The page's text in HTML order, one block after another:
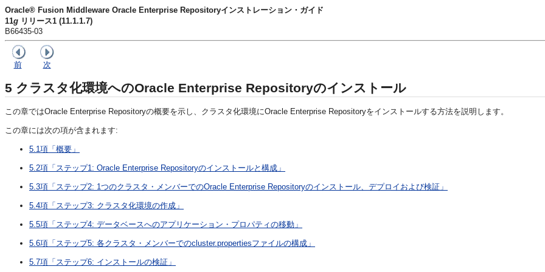
Oracle® Fusion Middleware Oracle Enterprise Repositoryインストレーション・ガイド
11g リリース1 (11.1.1.7)
B66435-03
前 次
5 クラスタ化環境へのOracle Enterprise Repositoryのインストール
この章ではOracle Enterprise Repositoryの概要を示し、クラスタ化環境にOracle Enterprise Repositoryをインストールする方法を説明します。
この章には次の項が含まれます:
5.1項「概要」
5.2項「ステップ1: Oracle Enterprise Repositoryのインストールと構成」
5.3項「ステップ2: 1つのクラスタ・メンバーでのOracle Enterprise Repositoryのインストール、デプロイおよび検証」
5.4項「ステップ3: クラスタ化環境の作成」
5.5項「ステップ4: データベースへのアプリケーション・プロパティの移動」
5.6項「ステップ5: 各クラスタ・メンバーでのcluster.propertiesファイルの構成」
5.7項「ステップ6: インストールの検証」